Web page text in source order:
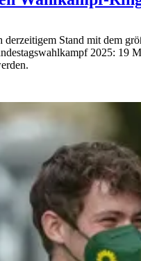
derzeitigem Stand mit dem
2025: 19